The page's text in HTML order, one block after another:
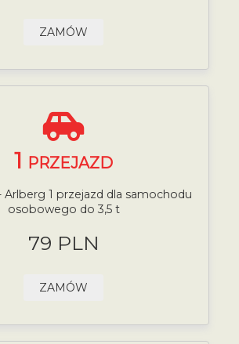
ZAMÓW
1 PRZEJAZD
Arlberg 1 przejazd dla samochodu
osobowego do 3,5 t
79 PLN
ZAMÓW